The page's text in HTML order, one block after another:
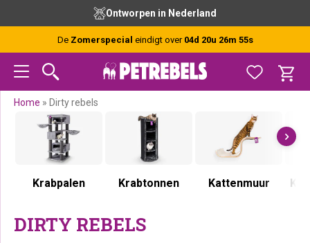
hoofdnavigatie
hoofd
inhoud
eerste
sidebar
voettekst
Ontworpen in Nederland
De Zomerspecial eindigt over 04d 20u 26m 55s
Home » Dirty rebels
Krabpalen Krabtonnen Kattenmuur
DIRTY REBELS